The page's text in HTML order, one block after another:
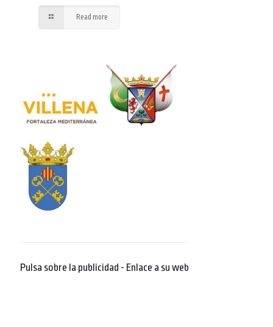
Read more
Pulsa sobre la publicidad - Enlace a su web